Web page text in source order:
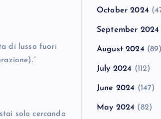
di lusso fuori
solo cercando
October 2024
September 2024
August 2024 (89)
July 2024 (112)
June 2024 (147)
May 2024 (82)